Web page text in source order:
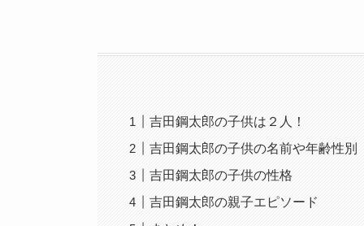
吉田鋼太郎の子供は２人！
吉田鋼太郎の子供の名前や年齢性別
吉田鋼太郎の子供の性格
吉田鋼太郎の親子エピソード